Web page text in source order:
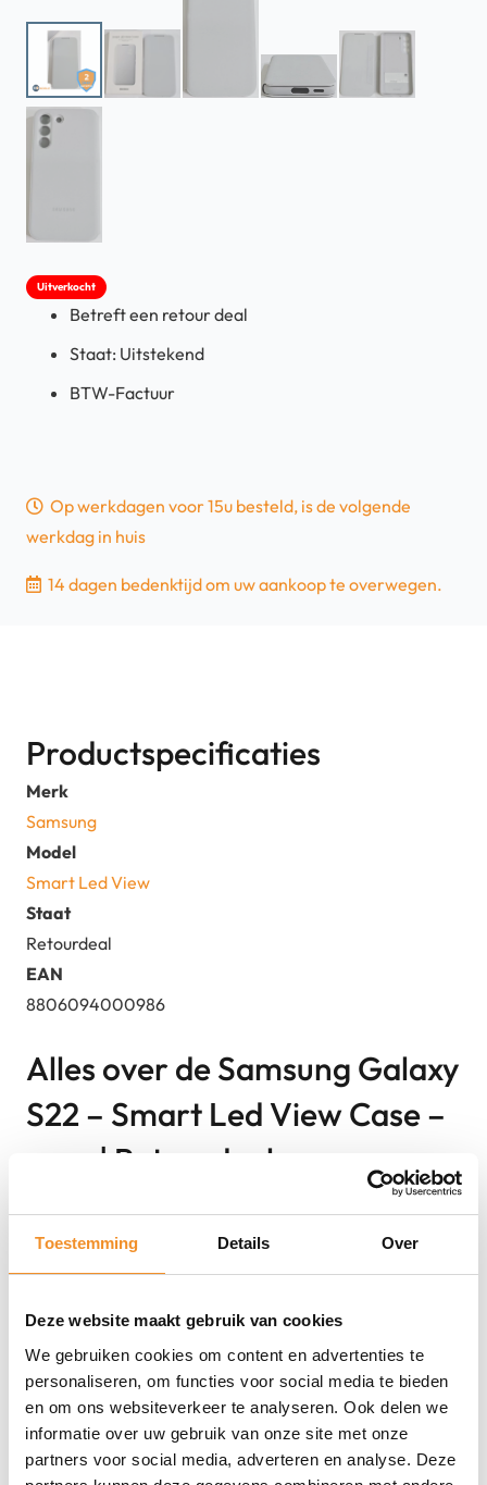
Toestemming Details Over
Deze website maakt gebruik van cookies
We gebruiken cookies om content en advertenties te
personaliseren, om functies voor social media te bieden
en om ons websiteverkeer te analyseren. Ook delen we
informatie over uw gebruik van onze site met onze
partners voor social media, adverteren en analyse. Deze
Uitverkocht
Betreft een retour deal
Staat: Uitstekend
BTW-Factuur
Op werkdagen voor 15u besteld, is de volgende
werkdag in huis
14 dagen bedenktijd om uw aankoop te overwegen.
Productspecificaties
Merk
Samsung
Model
Smart Led View
Staat
Retourdeal
EAN
8806094000986
Alles over de Samsung Galaxy
S22 – Smart Led View Case –
grey | Retourdeal
Direct erbij bestellen